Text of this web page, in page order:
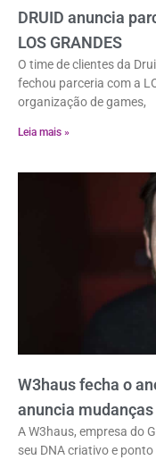
DRUID anuncia
LOS GRANDES
O time de clientes da
fechou parceria com a
organização de games,
Leia mais »
W3haus fecha o
anuncia
A W3haus, empresa do
seu DNA criativo e